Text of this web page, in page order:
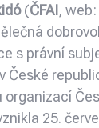
(ČFAI, web:
s právní
České
organizací
25.